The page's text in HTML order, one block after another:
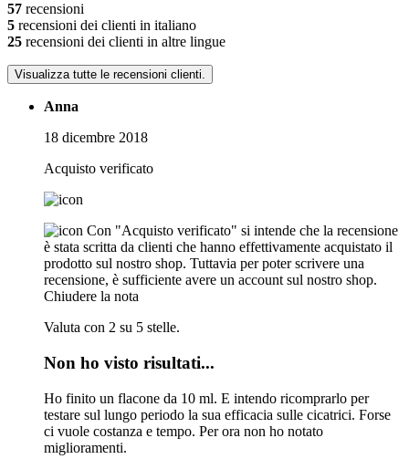
57 recensioni
5 recensioni dei clienti in italiano
25 recensioni dei clienti in altre lingue
Visualizza tutte le recensioni clienti.
Anna
18 dicembre 2018
Acquisto verificato
Con "Acquisto verificato" si intende che la recensione
è stata scritta da clienti che hanno effettivamente acquistato il
prodotto sul nostro shop. Tuttavia per poter scrivere una
recensione, è sufficiente avere un account sul nostro shop.
Chiudere la nota
Valuta con 2 su 5 stelle.
Non ho visto risultati...
Ho finito un flacone da 10 ml. E intendo ricomprarlo per
testare sul lungo periodo la sua efficacia sulle cicatrici. Forse
ci vuole costanza e tempo. Per ora non ho notato
miglioramenti.